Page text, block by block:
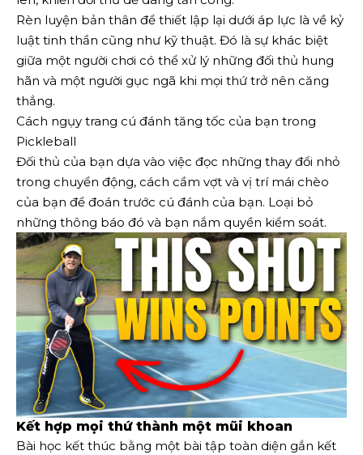
Rèn luyện bản thân để thiết lập lại dưới áp lực là về kỷ
luật tinh thần cũng như kỹ thuật. Đó là sự khác biệt
giữa một người chơi có thể xử lý những đối thủ hung
hãn và một người gục ngã khi mọi thứ trở nên căng
thẳng.
Cách ngụy trang cú đánh tăng tốc của bạn trong
Pickleball
Đối thủ của bạn dựa vào việc đọc những thay đổi nhỏ
trong chuyển động, cách cầm vợt và vị trí mái chèo
của bạn để đoán trước cú đánh của bạn. Loại bỏ
những thông báo đó và bạn nắm quyền kiểm soát.
Kết hợp mọi thứ thành một mũi khoan
Bài học kết thúc bằng một bài tập toàn diện gắn kết